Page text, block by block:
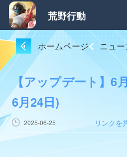
荒野行動
ホームページ ニュー
【アップデート】6
6月24日)
2025-06-25 リンクを